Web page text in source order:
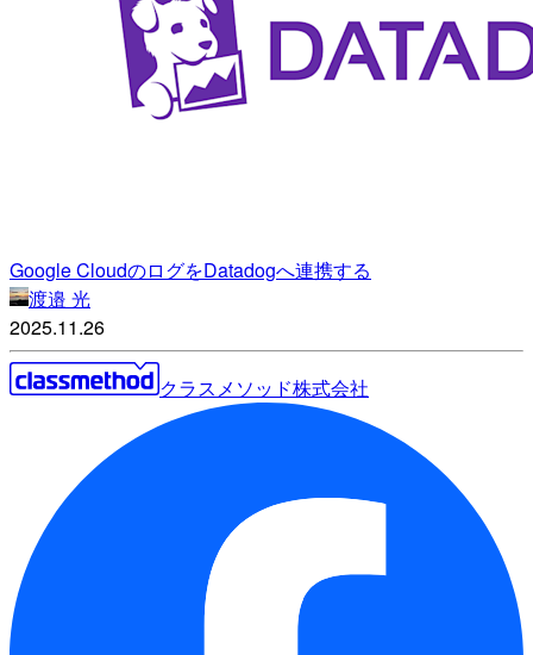
Google CloudのログをDatadogへ連携する
渡邉 光
2025.11.26
クラスメソッド株式会社